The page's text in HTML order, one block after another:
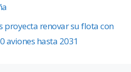
proyecta renovar su flota con
aviones hasta 2031